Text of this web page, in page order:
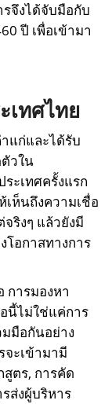
จึงได้จับมือกับ
ปี เพื่อเข้ามา
เทศไทย
แก่และได้รับ
วใน
ะเทศครั้งแรก
เห็นถึงความเชื่อ
ริงๆ แล้วยังมี
โอกาสทางการ
การมองหา
นี้ไม่ใช่แค่การ
มือกันอย่าง
ะเข้ามามี
ตร, การคัด
ส่งผู้บริหาร